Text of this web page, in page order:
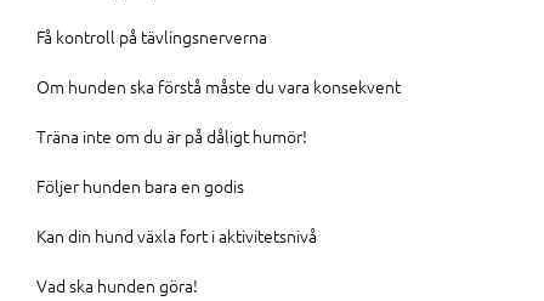
Få kontroll på tävlingsnerverna
Om hunden ska förstå måste du vara konsekvent
Träna inte om du är på dåligt humör!
Följer hunden bara en godis
Kan din hund växla fort i aktivitetsnivå
Vad ska hunden göra!